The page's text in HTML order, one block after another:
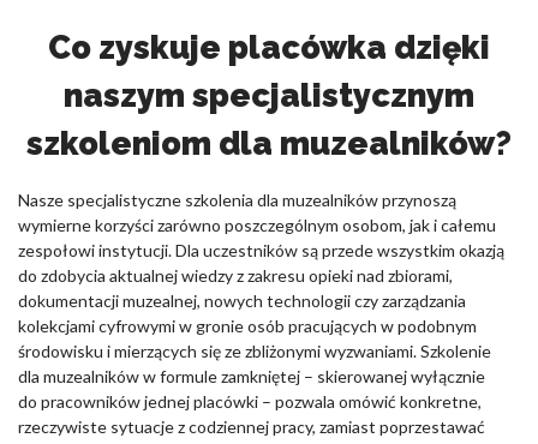
Co zyskuje placówka dzięki
naszym specjalistycznym
szkoleniom dla muzealników?
Nasze specjalistyczne szkolenia dla muzealników przynoszą
wymierne korzyści zarówno poszczególnym osobom, jak i całemu
zespołowi instytucji. Dla uczestników są przede wszystkim okazją
do zdobycia aktualnej wiedzy z zakresu opieki nad zbiorami,
dokumentacji muzealnej, nowych technologii czy zarządzania
kolekcjami cyfrowymi w gronie osób pracujących w podobnym
środowisku i mierzących się ze zbliżonymi wyzwaniami. Szkolenie
dla muzealników w formule zamkniętej – skierowanej wyłącznie
do pracowników jednej placówki – pozwala omówić konkretne,
rzeczywiste sytuacje z codziennej pracy, zamiast poprzestawać